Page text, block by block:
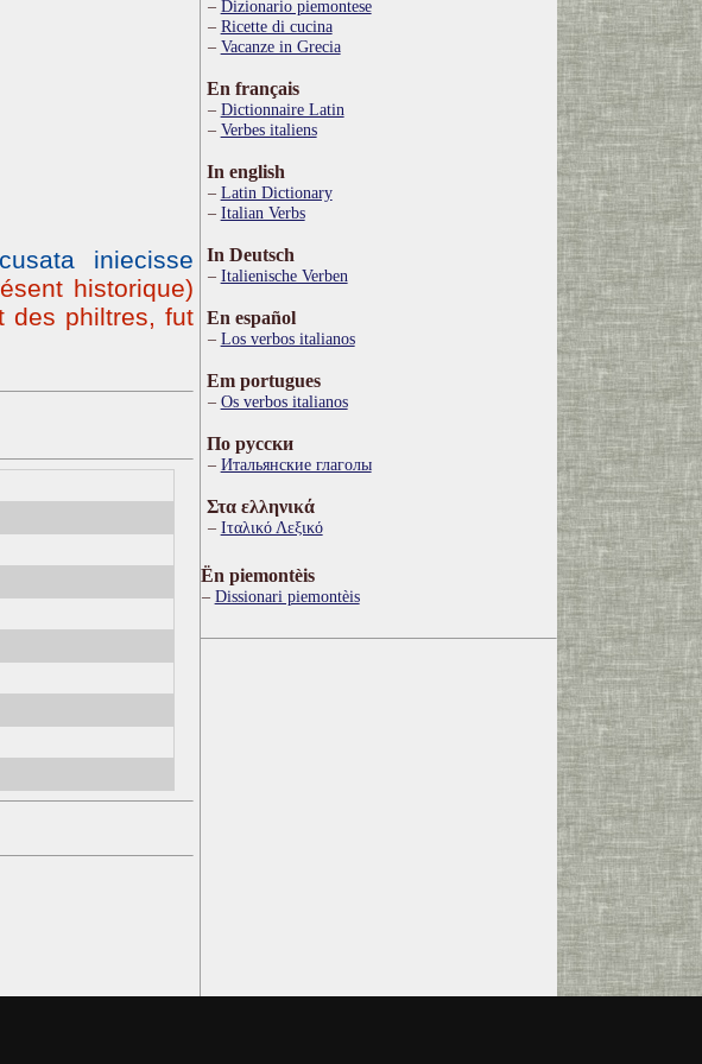
iniecisse
historique)
des philtres, fut
Dizionario piemontese
Ricette di cucina
Vacanze in Grecia
En français
Dictionnaire Latin
Verbes italiens
In english
Latin Dictionary
Italian Verbs
In Deutsch
Italienische Verben
En español
Los verbos italianos
Em portugues
Os verbos italianos
По русски
Итальянские глаголы
Στα ελληνικά
Ιταλικό Λεξικό
Ën piemontèis
Dissionari piemontèis